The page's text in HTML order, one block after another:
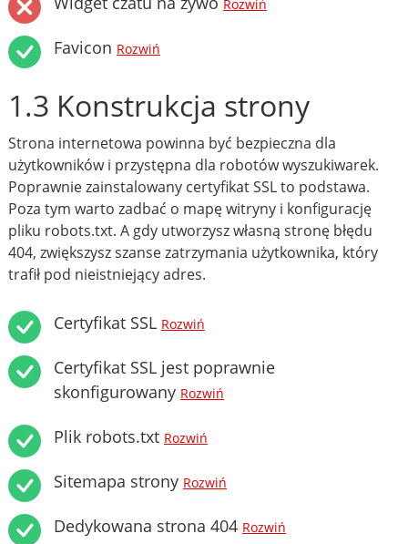
Rozwiń
Favicon Rozwiń
1.3 Konstrukcja strony
Strona internetowa powinna być bezpieczna dla
użytkowników i przystępna dla robotów wyszukiwarek.
Poprawnie zainstalowany certyfikat SSL to podstawa.
Poza tym warto zadbać o mapę witryny i konfigurację
pliku robots.txt. A gdy utworzysz własną stronę błędu
404, zwiększysz szanse zatrzymania użytkownika, który
trafił pod nieistniejący adres.
Certyfikat SSL Rozwiń
Certyfikat SSL jest poprawnie
skonfigurowany Rozwiń
Plik robots.txt Rozwiń
Sitemapa strony Rozwiń
Dedykowana strona 404 Rozwiń